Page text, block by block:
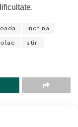
inchina
stiri